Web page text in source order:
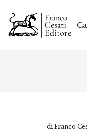
di Franco